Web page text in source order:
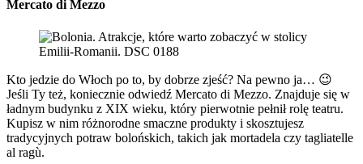
Mercato di Mezzo
Kto jedzie do Włoch po to, by dobrze zjeść? Na pewno ja… 😉
Jeśli Ty też, koniecznie odwiedź Mercato di Mezzo. Znajduje się w
ładnym budynku z XIX wieku, który pierwotnie pełnił rolę teatru.
Kupisz w nim różnorodne smaczne produkty i skosztujesz
tradycyjnych potraw bolońskich, takich jak mortadela czy tagliatelle
al ragù.